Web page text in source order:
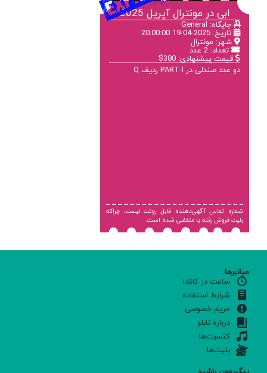
ابی در مونترال آپریل 2025
جایگاه: General
تاریخ: 2025-04-19 20:00:00
شهر: مونترال
تعداد: 2 عدد
قیمت پیشنهادی: 380$
دو عدد صندلی در PART-I ردیف Q
شماره تماس آگهی‌دهنده قابل روئت نیست، چراکه
بلیت فروش رفته یا منقضی شده است.
میانبرها
ساعت در کانادا
شرایط استفاده
حریم خصوصی
درباره تابلو
کنسرت‌ها
بلیت‌ها